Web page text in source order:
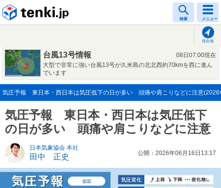
検索 メニュー
現在地
台風13号情報
08日07:00現在
大型で非常に強い台風13号が久米島の北北西約70kmを西に進ん
でいます
気圧予報 東日本・西日本は気圧低下の日が多い 頭痛や肩こりなどに注意(2026
気圧予報 東日本・西日本は気圧低下
の日が多い 頭痛や肩こりなどに注意
日本気象協会 本社
田中 正史 公開：2026年06月16日13:17